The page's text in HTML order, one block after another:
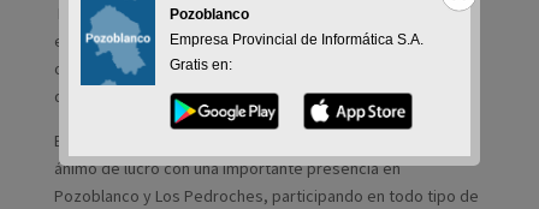
El Coro Romero Voces de la Sierra de Pozoblanco nace en
el año 1995, como iniciativa de un grupo de personas cuyo
objetivo era trabajar por el desarrollo de la cultura musical
de la comarca del Valle de Los Pedroches.
En 2020 el coro cumplió 25 años de vida como colectivo sin
ánimo de lucro con una importante presencia en
Pozoblanco y Los Pedroches, participando en todo tipo de
Pozoblanco
Empresa Provincial de Informática S.A.
Gratis en: